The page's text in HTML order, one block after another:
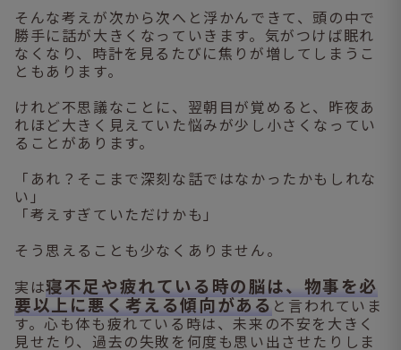
そんな考えが次から次へと浮かんできて、頭の中で
勝手に話が大きくなっていきます。気がつけば眠れ
なくなり、時計を見るたびに焦りが増してしまうこ
ともあります。
けれど不思議なことに、翌朝目が覚めると、昨夜あ
れほど大きく見えていた悩みが少し小さくなってい
ることがあります。
「あれ？そこまで深刻な話ではなかったかもしれな
い」
「考えすぎていただけかも」
そう思えることも少なくありません。
実は寝不足や疲れている時の脳は、物事を必
要以上に悪く考える傾向があると言われていま
す。心も体も疲れている時は、未来の不安を大きく
見せたり、過去の失敗を何度も思い出させたりしま